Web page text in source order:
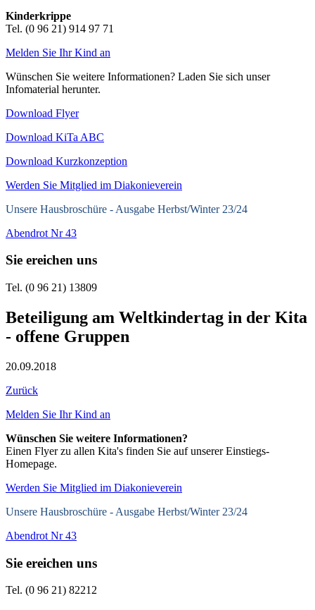
Kinderkrippe
Tel. (0 96 21) 914 97 71
Melden Sie Ihr Kind an
Wünschen Sie weitere Informationen? Laden Sie sich unser
Infomaterial herunter.
Download Flyer
Download KiTa ABC
Download Kurzkonzeption
Werden Sie Mitglied im Diakonieverein
Unsere Hausbroschüre - Ausgabe Herbst/Winter 23/24
Abendrot Nr 43
Sie ereichen uns
Tel. (0 96 21) 13809
Beteiligung am Weltkindertag in der Kita
- offene Gruppen
20.09.2018
Zurück
Melden Sie Ihr Kind an
Wünschen Sie weitere Informationen?
Einen Flyer zu allen Kita's finden Sie auf unserer Einstiegs-
Homepage.
Werden Sie Mitglied im Diakonieverein
Unsere Hausbroschüre - Ausgabe Herbst/Winter 23/24
Abendrot Nr 43
Sie ereichen uns
Tel. (0 96 21) 82212